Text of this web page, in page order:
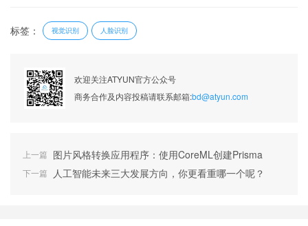
标签： 视觉识别 人脸识别
欢迎关注ATYUN官方公众号
商务合作及内容投稿请联系邮箱:bd@atyun.com
上一篇 图片风格转换应用程序：使用CoreML创建Prisma
下一篇 人工智能未来三大发展方向，你更看重哪一个呢？